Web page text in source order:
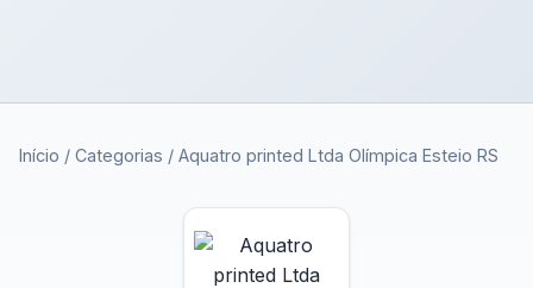
Início / Categorias / Aquatro printed Ltda Olímpica Esteio RS